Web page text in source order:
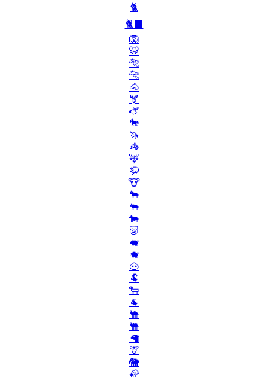
🐈
🐈‍⬛
🦁
🐯
🐅
🐆
🐴
🫎
🫏
🐎
🦄
🦓
🦌
🦬
🐮
🐂
🐃
🐄
🐷
🐖
🐗
🐽
🐏
🐑
🐐
🐪
🐫
🦙
🦒
🐘
🦣